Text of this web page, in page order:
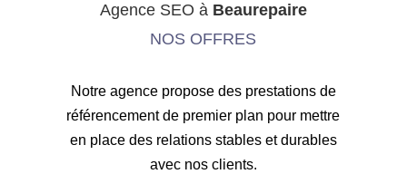
Agence SEO à Beaurepaire
NOS OFFRES
Notre agence propose des prestations de
référencement de premier plan pour mettre
en place des relations stables et durables
avec nos clients.